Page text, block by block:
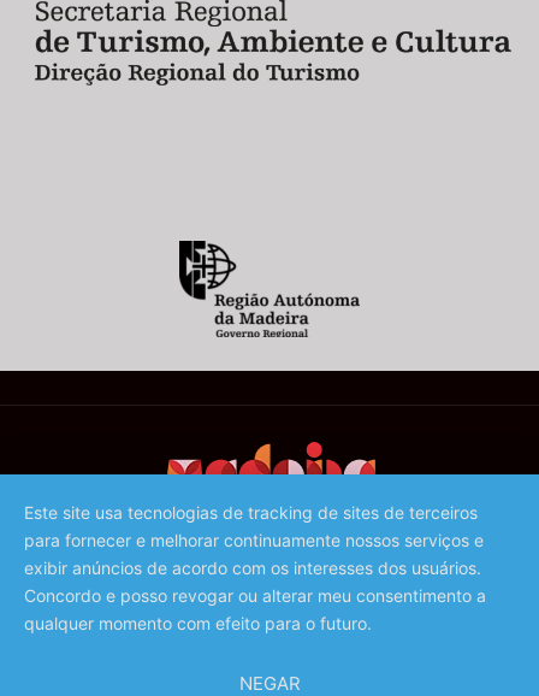
©️ 2023 - Associação de Promoção da Madeira
Este site usa tecnologias de tracking de sites de terceiros
para fornecer e melhorar continuamente nossos serviços e
exibir anúncios de acordo com os interesses dos usuários.
Concordo e posso revogar ou alterar meu consentimento a
qualquer momento com efeito para o futuro.
NEGAR